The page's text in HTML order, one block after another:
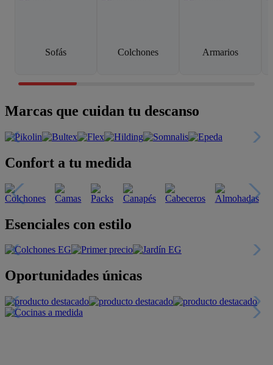
Sofás Colchones Armarios
Marcas que cuidan tu descanso
Confort a tu medida
Esenciales con estilo
Oportunidades únicas